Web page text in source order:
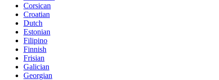
Corsican
Croatian
Dutch
Estonian
Filipino
Finnish
Frisian
Galician
Georgian